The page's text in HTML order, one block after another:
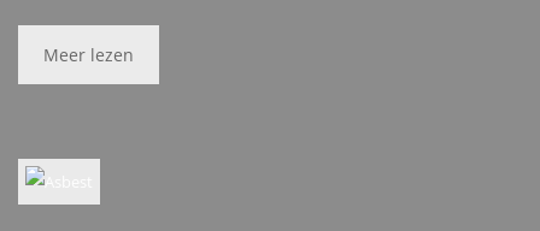
Meer lezen